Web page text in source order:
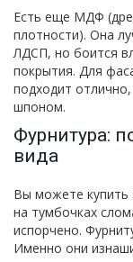
Есть еще МДФ
плотности). Она
ЛДСП, но боится
покрытия. Для
подходит
шпоном.
Фурнитура:
вида
Вы можете купить
на тумбочках
испорчено.
Именно они